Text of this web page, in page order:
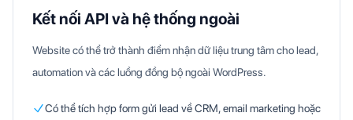
Kết nối API và hệ thống ngoài
Website có thể trở thành điểm nhận dữ liệu trung tâm cho lead,
automation và các luồng đồng bộ ngoài WordPress.
Có thể tích hợp form gửi lead về CRM, email marketing hoặc